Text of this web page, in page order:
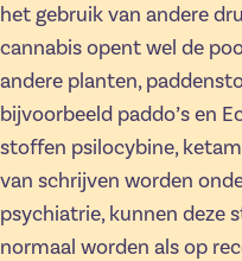
het gebruik van andere
cannabis opent wel de
andere planten,
bijvoorbeeld paddo’s en
stoffen psilocybine,
van schrijven worden
psychiatrie, kunnen deze
normaal worden als op